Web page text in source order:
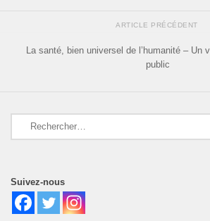
ARTICLE PRÉCÉDENT
La santé, bien universel de l’humanité – Un
public
Suivez-nous